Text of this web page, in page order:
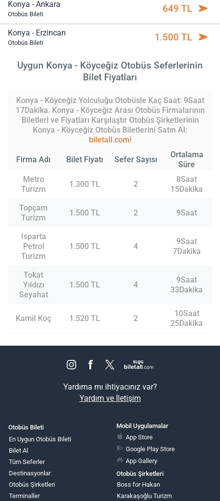
Konya - Ankara
Otobüs Bileti 649 TL
Konya - Erzincan
Otobüs Bileti 1.500 TL
Uygun Konya - Köyceğiz Otobüs Seferlerinin
Bilet Fiyatları
Konya - Köyceğiz Yolculuğu Otobüsle Kaç Saat: 9Saat
17Dakika. Konya - Köyceğiz Arası Otobüs Firmalarının
Biletleri ve Fiyatları Karşılaştır Otobüs Şirketlerinin
Konya - Köyceğiz Otobüs Biletlerini Satın Al:
biletall.com!
Firma Adı Bilet Fiyatı Sefer Sayısı
Ortalama
Süre
Metro
Turizm
1.300 TL 2
8Saat
15Dakika
Topçam
Turizm
1.500 TL 2 9Saat
Isparta
Petrol
Turizm
1.500 TL 4
9Saat
7Dakika
Tokat
Yıldızı
Seyahat
1.500 TL 4
9Saat
33Dakika
Kamil Koç 1.520 TL 2
10Saat
25Dakika
Yardıma mı ihtiyacınız var?
Yardım ve İletişim
Otobüs Bileti
En Uygun Otobüs Bileti
Bilet Al
Tüm Seferler
Destinasyonlar
Otobüs Şirketleri
Terminaller
Mobil Uygulamalar
App Store
Google Play Store
App Gallery
Otobüs Şirketleri
Boss for Hakan
Karakaşoğlu Turizm